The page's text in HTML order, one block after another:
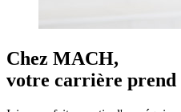
Chez MACH,
votre carrière prend